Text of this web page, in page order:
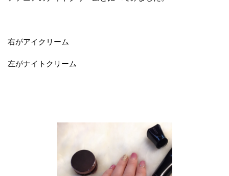
右がアイクリーム
左がナイトクリーム